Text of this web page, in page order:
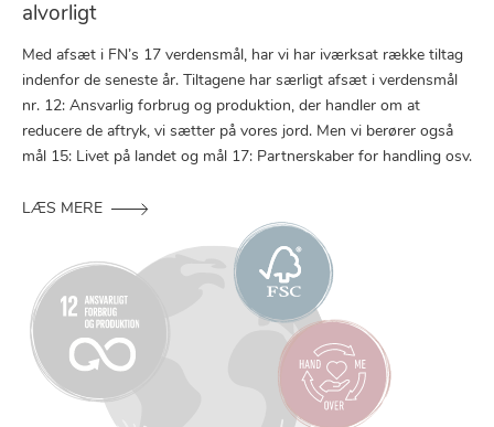
alvorligt
Med afsæt i FN’s 17 verdensmål, har vi har iværksat række tiltag
indenfor de seneste år. Tiltagene har særligt afsæt i verdensmål
nr. 12: Ansvarlig forbrug og produktion, der handler om at
reducere de aftryk, vi sætter på vores jord. Men vi berører også
mål 15: Livet på landet og mål 17: Partnerskaber for handling osv.
LÆS MERE